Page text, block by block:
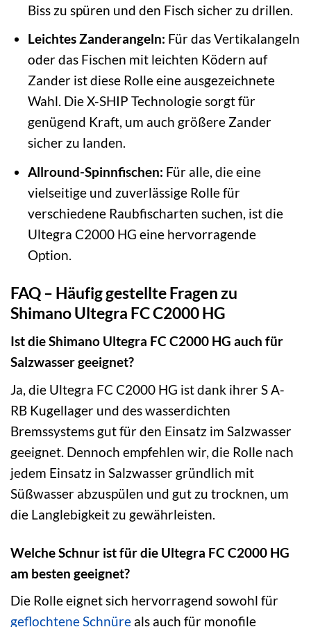
Biss zu spüren und den Fisch sicher zu drillen.
Leichtes Zanderangeln: Für das Vertikalangeln
oder das Fischen mit leichten Ködern auf
Zander ist diese Rolle eine ausgezeichnete
Wahl. Die X-SHIP Technologie sorgt für
genügend Kraft, um auch größere Zander
sicher zu landen.
Allround-Spinnfischen: Für alle, die eine
vielseitige und zuverlässige Rolle für
verschiedene Raubfischarten suchen, ist die
Ultegra C2000 HG eine hervorragende
Option.
FAQ – Häufig gestellte Fragen zu
Shimano Ultegra FC C2000 HG
Ist die Shimano Ultegra FC C2000 HG auch für
Salzwasser geeignet?
Ja, die Ultegra FC C2000 HG ist dank ihrer S A-
RB Kugellager und des wasserdichten
Bremssystems gut für den Einsatz im Salzwasser
geeignet. Dennoch empfehlen wir, die Rolle nach
jedem Einsatz in Salzwasser gründlich mit
Süßwasser abzuspülen und gut zu trocknen, um
die Langlebigkeit zu gewährleisten.
Welche Schnur ist für die Ultegra FC C2000 HG
am besten geeignet?
Die Rolle eignet sich hervorragend sowohl für
geflochtene Schnüre als auch für monofile